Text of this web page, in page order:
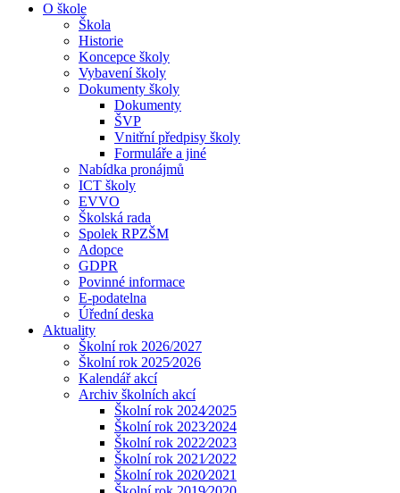
O škole
Škola
Historie
Koncepce školy
Vybavení školy
Dokumenty školy
Dokumenty
ŠVP
Vnitřní předpisy školy
Formuláře a jiné
Nabídka pronájmů
ICT školy
EVVO
Školská rada
Spolek RPZŠM
Adopce
GDPR
Povinné informace
E-podatelna
Úřední deska
Aktuality
Školní rok 2026/2027
Školní rok 2025⁄2026
Kalendář akcí
Archiv školních akcí
Školní rok 2024⁄2025
Školní rok 2023⁄2024
Školní rok 2022⁄2023
Školní rok 2021⁄2022
Školní rok 2020⁄2021